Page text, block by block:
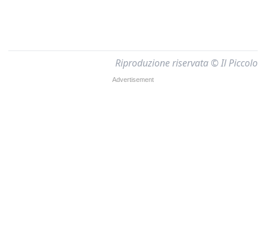
Riproduzione riservata © Il Piccolo